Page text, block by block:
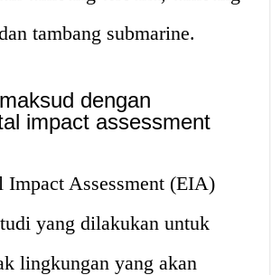
tambang submarine.
dengan
impact assessment
Impact Assessment (EIA)
yang dilakukan untuk
lingkungan yang akan